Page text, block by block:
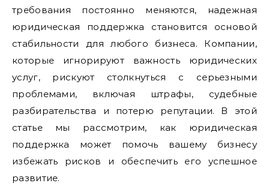
требования постоянно меняются, надежная
юридическая поддержка становится основой
стабильности для любого бизнеса. Компании,
которые игнорируют важность юридических
услуг, рискуют столкнуться с серьезными
проблемами, включая штрафы, судебные
разбирательства и потерю репутации. В этой
статье мы рассмотрим, как юридическая
поддержка может помочь вашему бизнесу
избежать рисков и обеспечить его успешное
развитие.